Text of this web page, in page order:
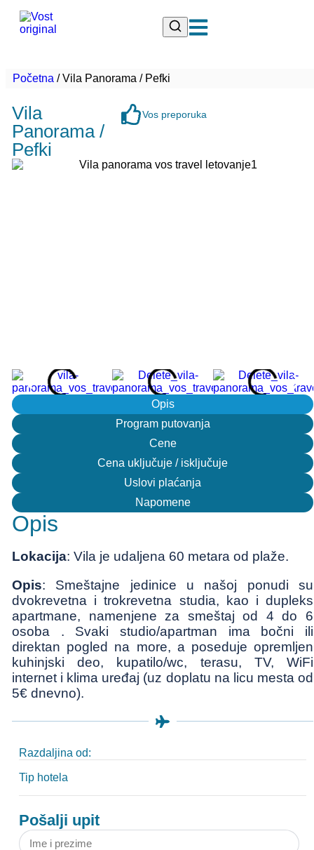
Početna /Vila Panorama / Pefki
Vila
Panorama /
Pefki
Vos preporuka
Opis
Program putovanja
Cene
Cena uključuje / isključuje
Uslovi plaćanja
Napomene
Opis
Lokacija: Vila je udaljena 60 metara od plaže.
Opis: Smeštajne jedinice u našoj ponudi su
dvokrevetna i trokrevetna studia, kao i dupleks
apartmane, namenjene za smeštaj od 4 do 6
osoba . Svaki studio/apartman ima bočni ili
direktan pogled na more, a poseduje opremljen
kuhinjski deo, kupatilo/wc, terasu, TV, WiFi
internet i klima uređaj (uz doplatu na licu mesta od
5€ dnevno).
Razdaljina od:
Tip hotela
Pošalji upit